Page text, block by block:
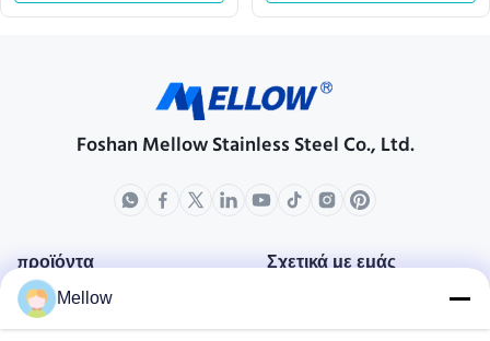
Foshan Mellow Stainless Steel Co., Ltd.
προϊόντα Σχετικά με εμάς
Mellow